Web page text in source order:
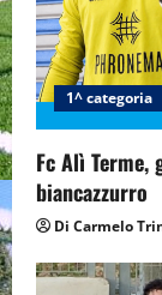
t
i
o
n
1^ categoria
Fc Alì Terme,
biancazzurro
Di Carmelo